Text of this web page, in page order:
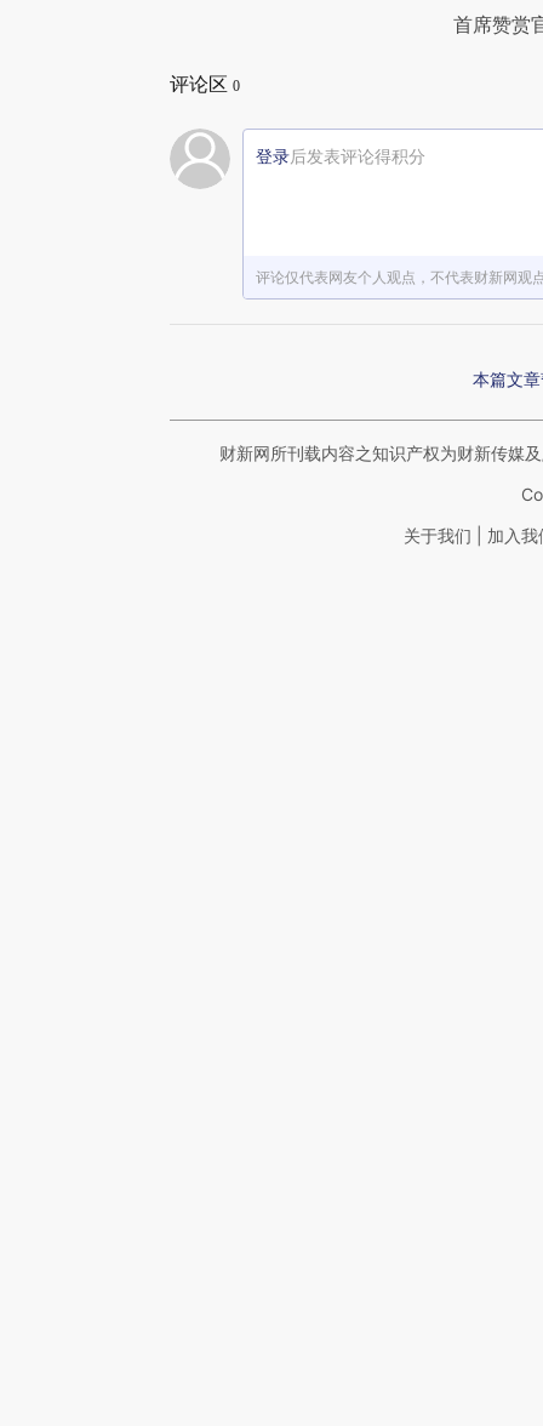
首席赞赏
评论区 0
登录后发表评论得积分
评论仅代表网友个人观点，不代表财新网观
本篇文
财新网所刊载内容之知识产权为财新传媒
关于我们 加入我